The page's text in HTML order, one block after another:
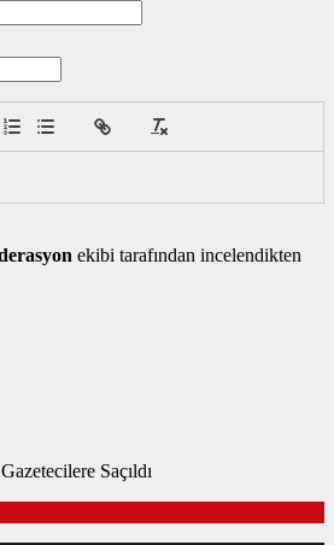
ekibi tarafından incelendikten
Saçıldı